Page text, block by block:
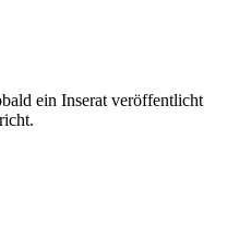
ein Inserat veröffentlicht